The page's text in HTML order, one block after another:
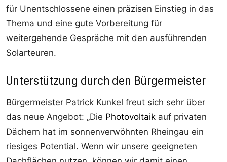
für Unentschlossene einen präzisen Einstieg in das
Thema und eine gute Vorbereitung für
weitergehende Gespräche mit den ausführenden
Solarteuren.
Unterstützung durch den Bürgermeister
Bürgermeister Patrick Kunkel freut sich sehr über
das neue Angebot: „Die Photovoltaik auf privaten
Dächern hat im sonnenverwöhnten Rheingau ein
riesiges Potential. Wenn wir unsere geeigneten